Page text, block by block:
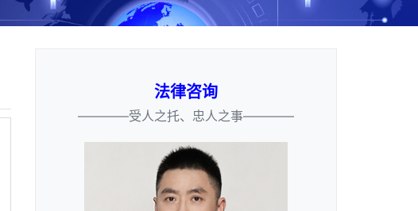
法律咨询
————受人之托、忠人之事————